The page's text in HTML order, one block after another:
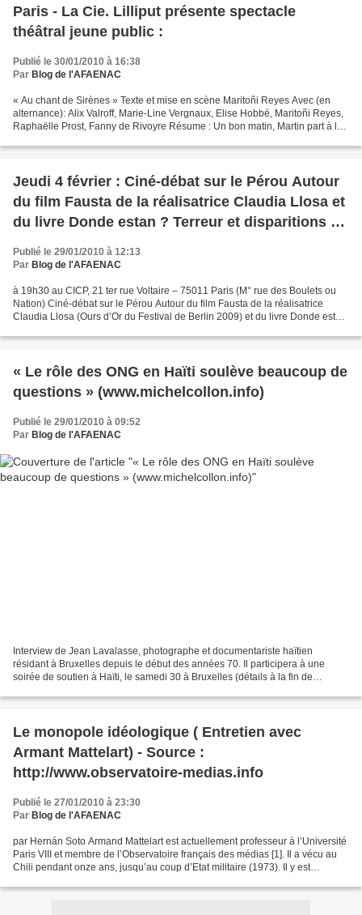
Paris - La Cie. Lilliput présente spectacle
théâtral jeune public :
Publié le 30/01/2010 à 16:38
Par Blog de l'AFAENAC
« Au chant de Sirènes » Texte et mise en scène Maritoñi Reyes Avec (en
alternance): Alix Valroff, Marie-Line Vergnaux, Elise Hobbé, Maritoñi Reyes,
Raphaëlle Prost, Fanny de Rivoyre Résume : Un bon matin, Martin part à la
Jeudi 4 février : Ciné-débat sur le Pérou Autour
du film Fausta de la réalisatrice Claudia Llosa et
du livre Donde estan ? Terreur et disparitions au
Publié le 29/01/2010 à 12:13
Par Blog de l'AFAENAC
à 19h30 au CICP, 21 ter rue Voltaire – 75011 Paris (M° rue des Boulets ou
Nation) Ciné-débat sur le Pérou Autour du film Fausta de la réalisatrice
Claudia Llosa (Ours d’Or du Festival de Berlin 2009) et du livre Donde estan
« Le rôle des ONG en Haïti soulève beaucoup de
questions » (www.michelcollon.info)
Publié le 29/01/2010 à 09:52
Par Blog de l'AFAENAC
Interview de Jean Lavalasse, photographe et documentariste haïtien
résidant à Bruxelles depuis le début des années 70. Il participera à une
soirée de soutien à Haïti, le samedi 30 à Bruxelles (détails à la fin de
Le monopole idéologique ( Entretien avec
Armant Mattelart) - Source :
http://www.observatoire-medias.info
Publié le 27/01/2010 à 23:30
Par Blog de l'AFAENAC
par Hernán Soto Armand Mattelart est actuellement professeur à l’Université
Paris VIII et membre de l’Observatoire français des médias [1]. Il a vécu au
Chili pendant onze ans, jusqu’au coup d’Etat militaire (1973). Il y est